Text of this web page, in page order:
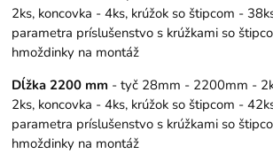
2ks, koncovka - 4ks, krúžok so štipcom -
parametra príslušenstvo s krúžkami so
hmoždinky na montáž
Dĺžka 2200 mm - tyč 28mm - 2200mm -
2ks, koncovka - 4ks, krúžok so štipcom -
parametra príslušenstvo s krúžkami so
hmoždinky na montáž